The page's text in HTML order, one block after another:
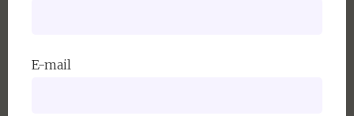
E-mail